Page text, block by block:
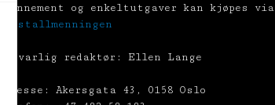
Abonnement og enkeltutgaver kan kjøpes via
Tekstallmenningen
Ansvarlig redaktør: Ellen Lange
Adresse: Akersgata 43, 0158 Oslo